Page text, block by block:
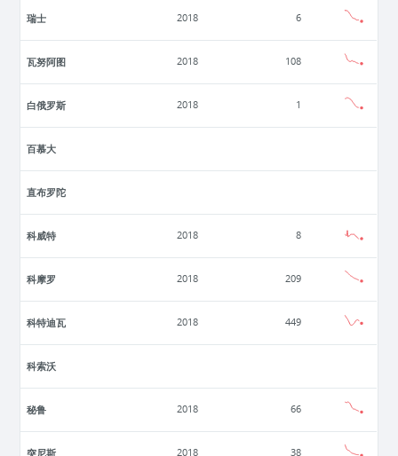
瑞士 2018 6
瓦努阿图 2018 108
白俄罗斯 2018 1
百慕大
直布罗陀
科威特 2018 8
科摩罗 2018 209
科特迪瓦 2018 449
科索沃
秘鲁 2018 66
突尼斯 2018 38